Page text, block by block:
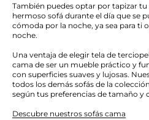
También puedes optar por tapizar
hermoso sofá durante el día que se
cómoda por la noche, ya sea para ti
noche.
Una ventaja de elegir tela de
cama de ser un mueble práctico y
con superficies suaves y lujosas.
todos los demás sofás de la
según tus preferencias de tamaño y
Descubre nuestros sofás cama